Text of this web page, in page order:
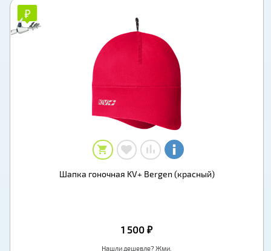
₽
₽
Шапка гоночная KV+ Bergen (красный)
Нашли дешевле? Жми.
1 500 ₽